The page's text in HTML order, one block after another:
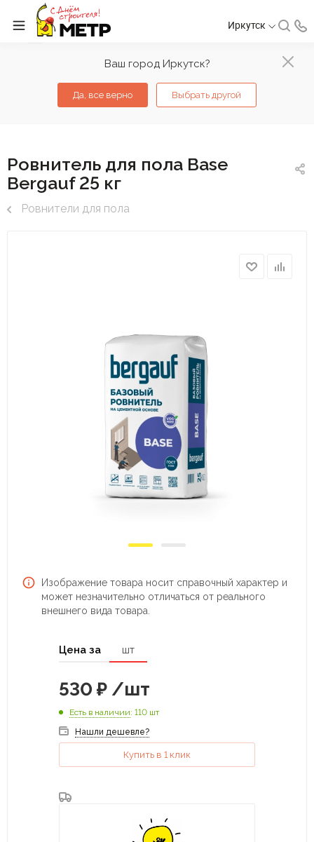
Ваш город Иркутск?
Да, все верно Выбрать другой
Иркутск
Ровнитель для пола Base
Bergauf 25 кг
Ровнители для пола
Изображение товара носит справочный характер и
может незначительно отличаться от реального
внешнего вида товара.
Цена за шт
530 ₽ /шт
Есть в наличии: 110 шт
Нашли дешевле?
Купить в 1 клик